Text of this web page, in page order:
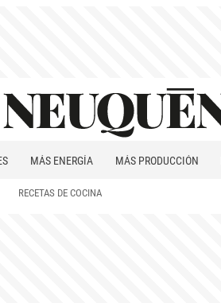
MÁS ENERGÍA MÁS PRODUCCIÓN
RECETAS DE COCINA